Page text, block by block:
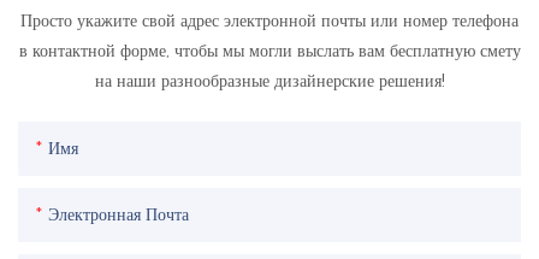
Просто укажите свой адрес электронной почты или номер телефона
в контактной форме, чтобы мы могли выслать вам бесплатную смету
на наши разнообразные дизайнерские решения!
Имя
Электронная Почта